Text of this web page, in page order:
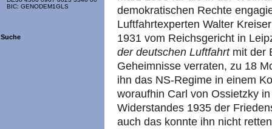
BIC: GENODEM1GLS
Suche
demokratischen Rechte
Luftfahrtexperten Walter
1931 vom Reichsgericht in
der deutschen Luftfahrtmit der
Geheimnisse verraten, zu 18
ihn das NS-Regime in einem
woraufhin Carl von Ossietzky
Widerstandes 1935 der
auch das konnte ihn nicht